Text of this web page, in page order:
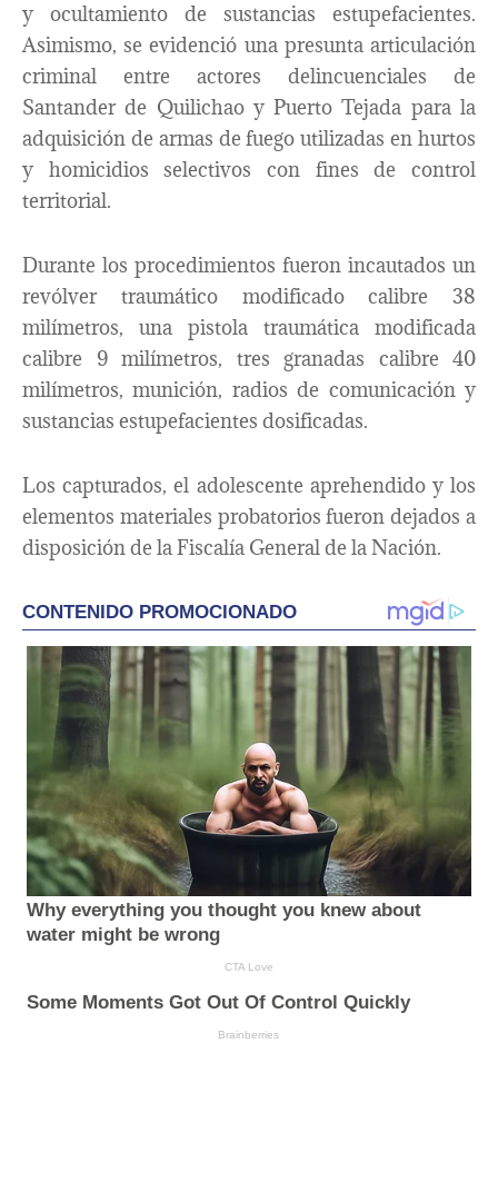
y ocultamiento de sustancias estupefacientes.
Asimismo, se evidenció una presunta articulación
criminal entre actores delincuenciales de
Santander de Quilichao y Puerto Tejada para la
adquisición de armas de fuego utilizadas en hurtos
y homicidios selectivos con fines de control
territorial.
Durante los procedimientos fueron incautados un
revólver traumático modificado calibre 38
milímetros, una pistola traumática modificada
calibre 9 milímetros, tres granadas calibre 40
milímetros, munición, radios de comunicación y
sustancias estupefacientes dosificadas.
Los capturados, el adolescente aprehendido y los
elementos materiales probatorios fueron dejados a
disposición de la Fiscalía General de la Nación.